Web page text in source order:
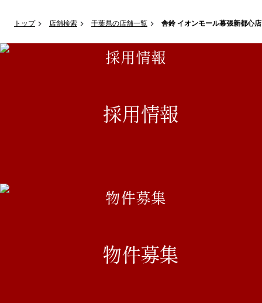
トップ 店舗検索 千葉県の店舗一覧 舎鈴 イオンモール幕張新都心店
採用情報
物件募集